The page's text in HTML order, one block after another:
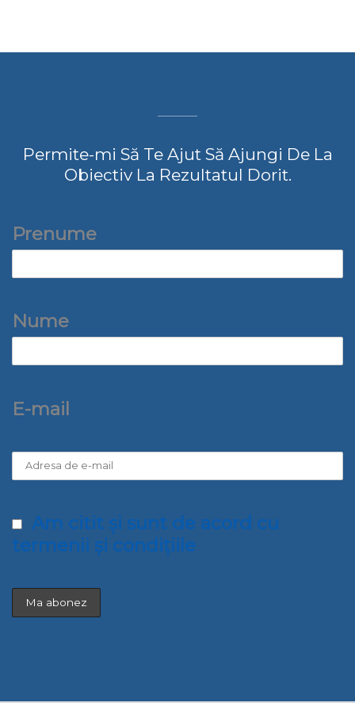
Permite-mi Să Te Ajut Să Ajungi De La
Obiectiv La Rezultatul Dorit.
Prenume
Nume
E-mail
Am citit și sunt de acord cu
termenii și condițiile